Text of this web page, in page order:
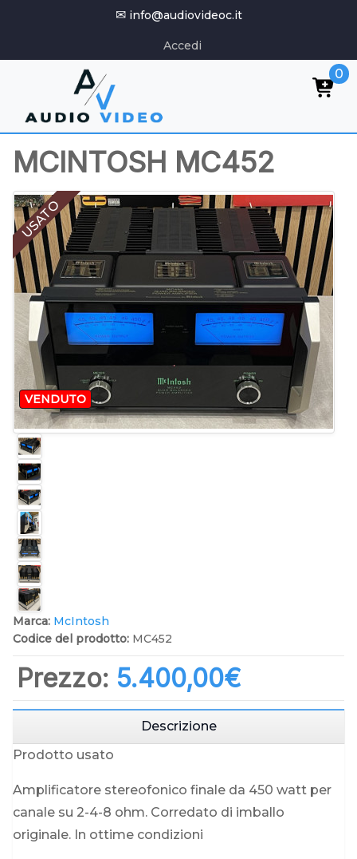
✉ info@audiovideoc.it
Accedi
0
MCINTOSH MC452
USATO
VENDUTO
Marca: McIntosh
Codice del prodotto: MC452
Prezzo: 5.400,00‎€
Descrizione
Prodotto usato
Amplificatore stereofonico finale da 450 watt per
canale su 2-4-8 ohm. Corredato di imballo
originale. In ottime condizioni